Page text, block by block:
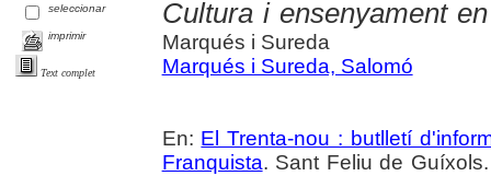
seleccionar
imprimir
Text complet
Cultura i ensenyament
Marqués i Sureda
Marqués i Sureda, Salomó
En: El Trenta-nou : butlletí
Franquista. Sant Feliu de